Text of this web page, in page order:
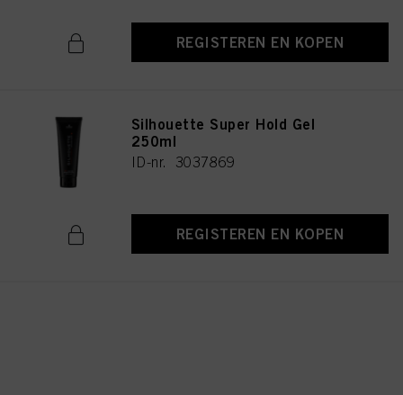
REGISTEREN EN KOPEN
Silhouette Super Hold Gel
250ml
ID-nr. 3037869
REGISTEREN EN KOPEN